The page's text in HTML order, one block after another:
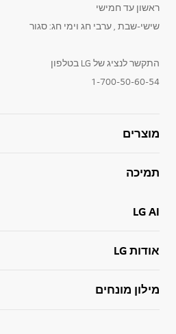
ראשון עד חמישי
שישי-שבת , ערבי חג וימי חג: סגור
התקשר לנציג של LG בטלפון
1-700-50-60-54
מוצרים
תמיכה
LG AI
אודות LG
מילון מונחים